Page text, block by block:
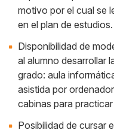
motivo por el cual se
en el plan de estudios.
Disponibilidad de
al alumno desarrollar
grado: aula
asistida por
cabinas para
Posibilidad de cursar